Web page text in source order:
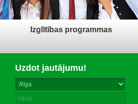
Izglītības programmas
Uzdot jautājumu!